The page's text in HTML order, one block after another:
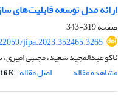
ارائه مدل توسعه قابلیت‌های
صفحه319-343
jipa.2023.352465.3265
ئاکو عبدالمجید سعید، مجتبی
مشاهده مقاله
اصل مقاله K